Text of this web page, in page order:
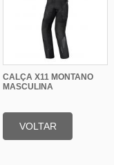
CALÇA X11 MONTANO
MASCULINA
VOLTAR